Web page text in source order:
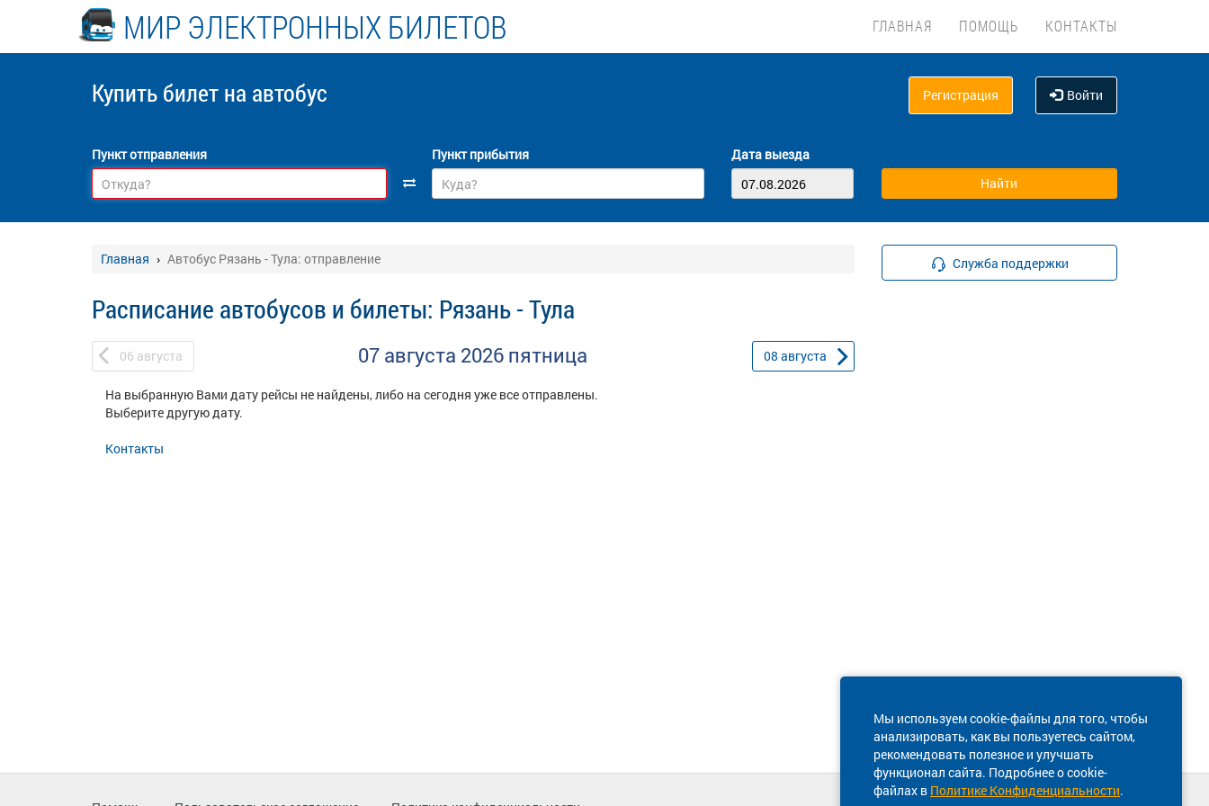
МИР ЭЛЕКТРОННЫХ БИЛЕТОВ ГЛАВНАЯ ПОМОЩЬ КОНТАКТЫ
Купить билет на автобус Регистрация Войти
Пункт отправления Пункт прибытия Дата выезда
Главная Автобус Рязань - Тула: отправление
Расписание автобусов и билеты: Рязань - Тула
06 августа 07 августа 2026 пятница 08 августа
На выбранную Вами дату рейсы не найдены, либо на сегодня уже все отправлены.
Выберите другую дату.
Контакты
Служба поддержки
Мы используем cookie-файлы для того, чтобы
анализировать, как вы пользуетесь сайтом,
рекомендовать полезное и улучшать
функционал сайта. Подробнее о cookie-
файлах в Политике Конфиденциальности.